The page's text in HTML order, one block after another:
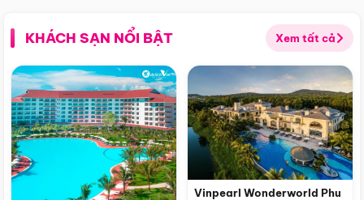
KHÁCH SẠN NỔI BẬT Xem tất cả
Vinpearl Wonderworld Phu